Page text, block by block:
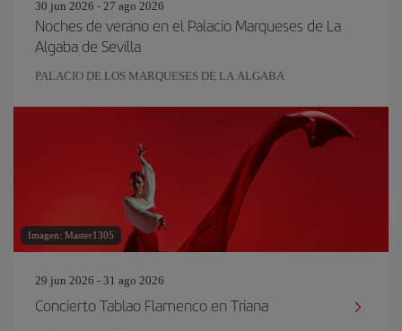
30 jun 2026 - 27 ago 2026
Noches de verano en el Palacio Marqueses de La
Algaba de Sevilla
PALACIO DE LOS MARQUESES DE LA ALGABA
Imagen: Master1305
29 jun 2026 - 31 ago 2026
Concierto Tablao Flamenco en Triana